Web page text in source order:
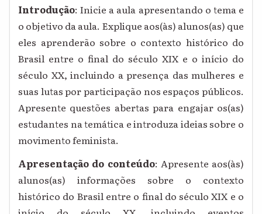
Introdução: Inicie a aula apresentando o tema e
o objetivo da aula. Explique aos(às) alunos(as) que
eles aprenderão sobre o contexto histórico do
Brasil entre o final do século XIX e o início do
século XX, incluindo a presença das mulheres e
suas lutas por participação nos espaços públicos.
Apresente questões abertas para engajar os(as)
estudantes na temática e introduza ideias sobre o
movimento feminista.
Apresentação do conteúdo: Apresente aos(às)
alunos(as) informações sobre o contexto
histórico do Brasil entre o final do século XIX e o